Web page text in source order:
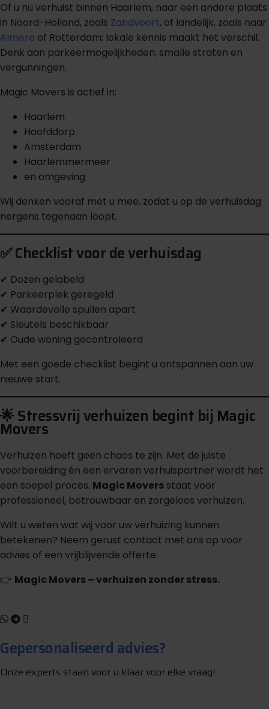
Of u nu verhuist binnen Haarlem, naar een andere plaats
in Noord-Holland, zoals Zandvoort, of landelijk, zoals naar
Almere of Rotterdam: lokale kennis maakt het verschil.
Denk aan parkeermogelijkheden, smalle straten en
vergunningen.
Magic Movers is actief in:
Haarlem
Hoofddorp
Amsterdam
Haarlemmermeer
en omgeving
Wij denken vooraf met u mee, zodat u op de verhuisdag
nergens tegenaan loopt.
✅ Checklist voor de verhuisdag
✔ Dozen gelabeld
✔ Parkeerplek geregeld
✔ Waardevolle spullen apart
✔ Sleutels beschikbaar
✔ Oude woning gecontroleerd
Met een goede checklist begint u ontspannen aan uw
nieuwe start.
🌟 Stressvrij verhuizen begint bij Magic
Movers
Verhuizen hoeft geen chaos te zijn. Met de juiste
voorbereiding én een ervaren verhuispartner wordt het
een soepel proces. Magic Movers staat voor
professioneel, betrouwbaar en zorgeloos verhuizen.
Wilt u weten wat wij voor uw verhuizing kunnen
betekenen? Neem gerust contact met ons op voor
advies of een vrijblijvende offerte.
👉 Magic Movers – verhuizen zonder stress.
Gepersonaliseerd advies?
Onze experts staan voor u klaar voor elke vraag!